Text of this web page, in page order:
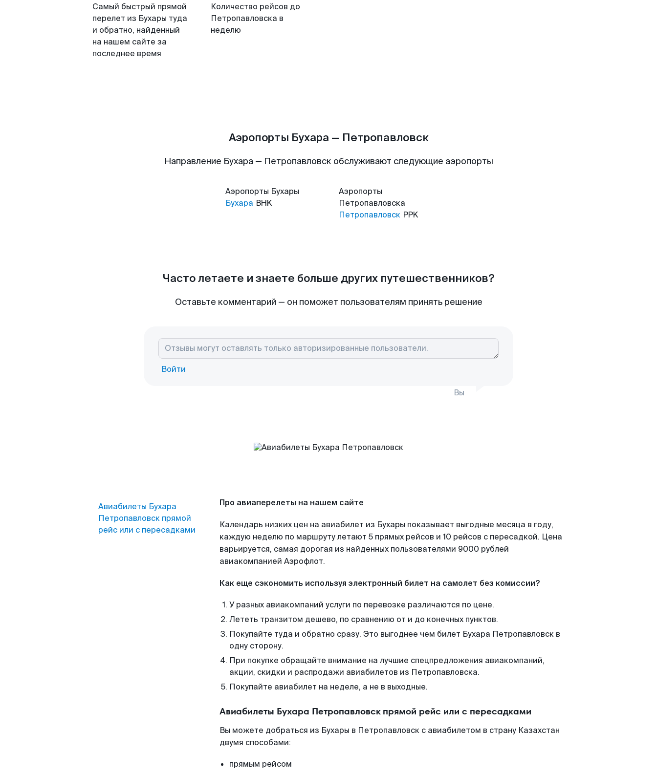
Самый быстрый прямой
перелет из Бухары туда
и обратно, найденный
на нашем сайте за
последнее время
Количество рейсов до
Петропавловска в
неделю
Аэропорты Бухара — Петропавловск
Направление Бухара — Петропавловск обслуживают следующие аэропорты
Аэропорты Бухары
Бухара BHK
Аэропорты
Петропавловска
Петропавловск PPK
Часто летаете и знаете больше других путешественников?
Оставьте комментарий — он поможет пользователям принять решение
Войти
Вы
Авиабилеты Бухара
Петропавловск прямой
рейс или с пересадками
Про авиаперелеты на нашем сайте
Календарь низких цен на авиабилет из Бухары показывает выгодные месяца в году,
каждую неделю по маршруту летают 5 прямых рейсов и 10 рейсов с пересадкой. Цена
варьируется, самая дорогая из найденных пользователями 9000 рублей
авиакомпанией Аэрофлот.
Как еще сэкономить используя электронный билет на самолет без комиссии?
У разных авиакомпаний услуги по перевозке различаются по цене.
Лететь транзитом дешево, по сравнению от и до конечных пунктов.
Покупайте туда и обратно сразу. Это выгоднее чем билет Бухара Петропавловск в
одну сторону.
При покупке обращайте внимание на лучшие спецпредложения авиакомпаний,
акции, скидки и распродажи авиабилетов из Петропавловска.
Покупайте авиабилет на неделе, а не в выходные.
Авиабилеты Бухара Петропавловск прямой рейс или с пересадками
Вы можете добраться из Бухары в Петропавловск с авиабилетом в страну Казахстан
двумя способами:
прямым рейсом